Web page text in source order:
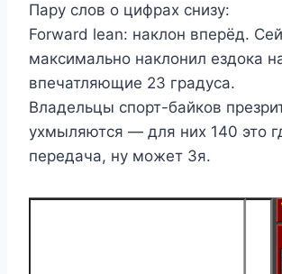
Пару слов о цифрах снизу:
Forward lean: наклон вперёд.
максимально наклонил ездока
впечатляющие 23 градуса.
Владельцы спорт-байков
ухмыляются — для них 140 это
передача, ну может 3я.